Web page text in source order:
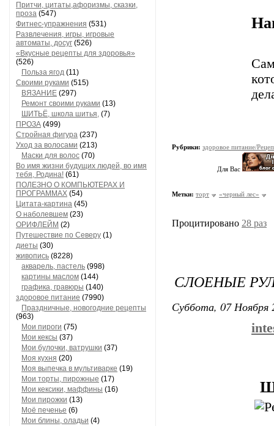
Притчи, цитаты,афоризмы, сказки,
проза (547)
Фитнес-упражнения (531)
Развлечения, игры, игровые
автоматы, досуг (526)
«Вкусные рецепты для здоровья»
(526)
Польза ягод (11)
Своими руками (515)
ВЯЗАНИЕ (297)
Ремонт своими руками (13)
ШИТЬЁ, школа шитья, (7)
ПРОЗА (499)
Стройная фигура (237)
Уход за волосами (213)
Маски для волос (70)
Во имя жизни будущих людей, во имя
тебя, Родина! (61)
ПОЛЕЗНО О КОМПЬЮТЕРАХ И
ПРОГРАММАХ (54)
Цитата-картина (45)
О наболевшем (23)
ОРИФЛЕЙМ (2)
Путешествие по Северу (1)
диеты (30)
живопись (8228)
акварель, пастель (998)
картины маслом (144)
графика, гравюры (140)
здоровое питание (7990)
Праздничные, новогодние рецепты
(963)
Мои пироги (75)
Мои кексы (37)
Мои булочки, ватрушки (37)
Моя кухня (20)
Моя выпечка в мультиварке (19)
Мои торты, пирожные (17)
Мои кексики, маффины (16)
Мои пирожки (13)
Моё печенье (6)
Мои блины, оладьи (4)
Рубрики: здоровое питание/
Для Вас
Метки: торт «черный лес»
Процитировано 28 раз
СЛОЕНЫЕ
Суббота, 07 Ноября